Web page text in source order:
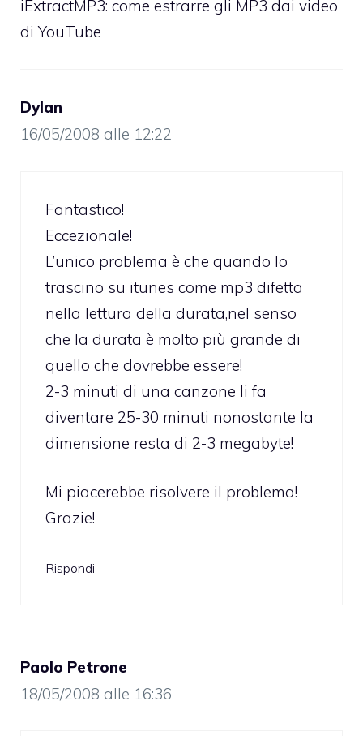
iExtractMP3: come estrarre gli MP3 dai video
di YouTube
Dylan
16/05/2008 alle 12:22
Fantastico!
Eccezionale!
L’unico problema è che quando lo
trascino su itunes come mp3 difetta
nella lettura della durata,nel senso
che la durata è molto più grande di
quello che dovrebbe essere!
2-3 minuti di una canzone li fa
diventare 25-30 minuti nonostante la
dimensione resta di 2-3 megabyte!
Mi piacerebbe risolvere il problema!
Grazie!
Rispondi
Paolo Petrone
18/05/2008 alle 16:36